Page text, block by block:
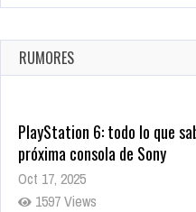
Ago 8, 2021
9995 Views
RUMORES
PlayStation 6: todo lo que
próxima consola de Sony
Oct 17, 2025
1597 Views